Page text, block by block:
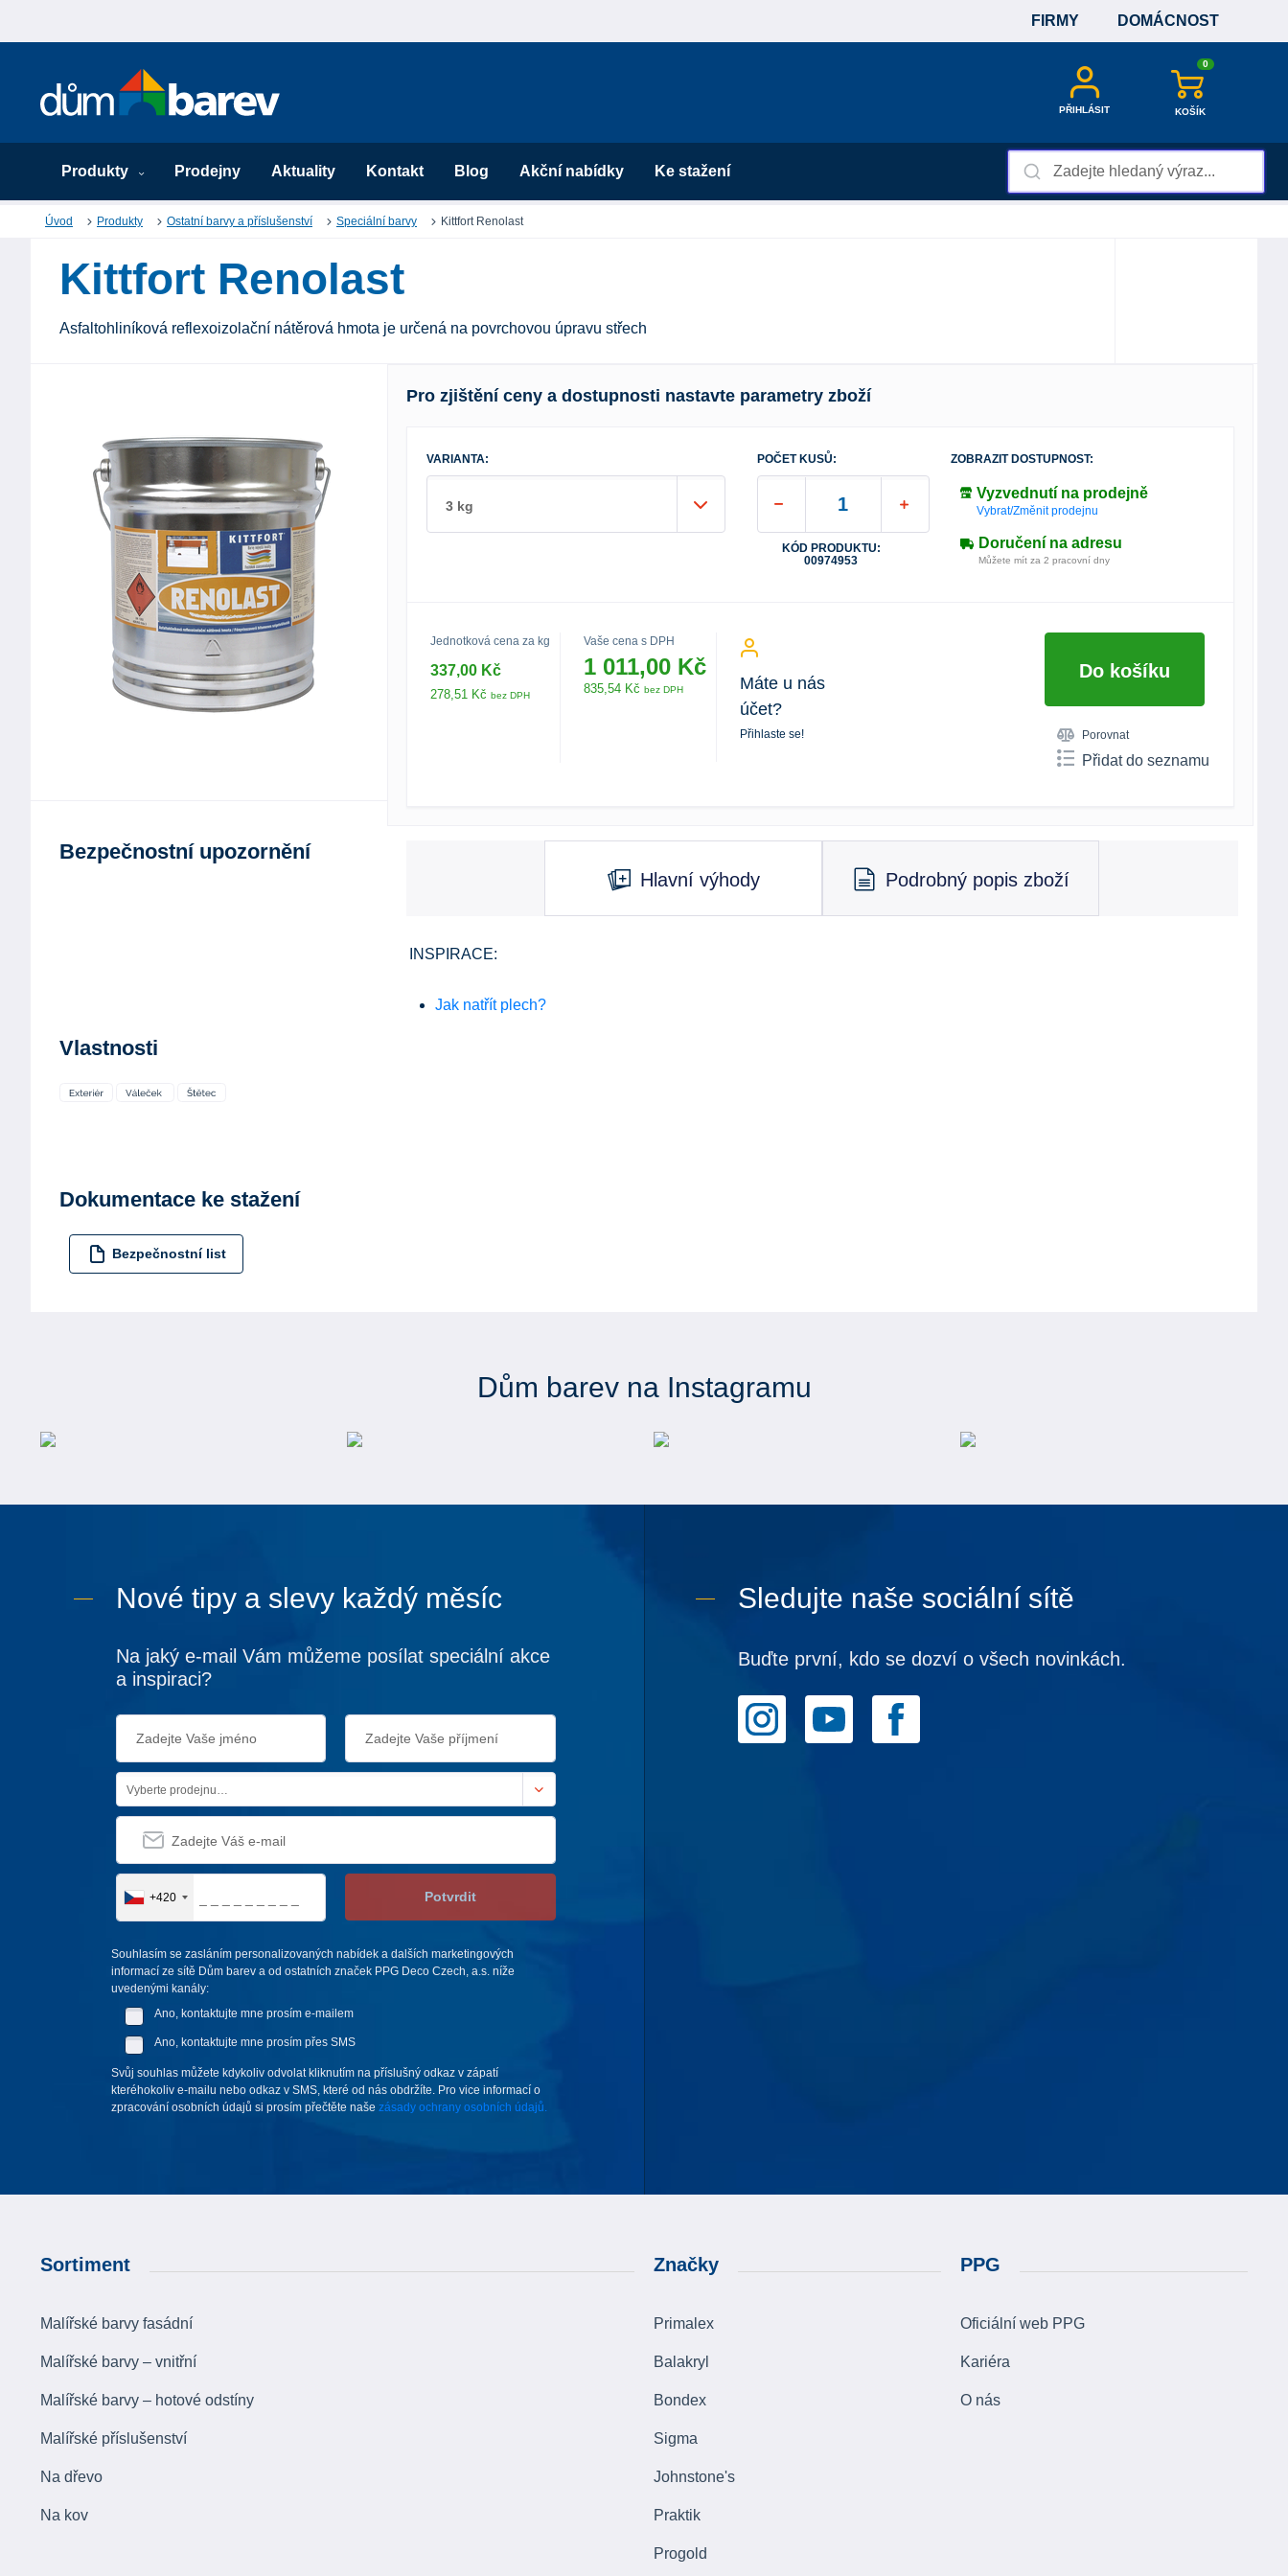
FIRMY DOMÁCNOST
PŘIHLÁSIT
0
KOŠÍK
Produkty Prodejny Aktuality Kontakt Blog Akční nabídky Ke stažení
Úvod Produkty Ostatní barvy a příslušenství Speciální barvy Kittfort Renolast
Kittfort Renolast
Asfaltohliníková reflexoizolační nátěrová hmota je určená na povrchovou úpravu střech
Bezpečnostní upozornění
Vlastnosti
Dokumentace ke stažení
Bezpečnostní list
Pro zjištění ceny a dostupnosti nastavte parametry zboží
VARIANTA:
3 kg
POČET KUSŮ:
KÓD PRODUKTU:
00974953
ZOBRAZIT DOSTUPNOST:
Vyzvednutí na prodejně
Vybrat/Změnit prodejnu
Doručení na adresu
Můžete mít za 2 pracovní dny
Jednotková cena za kg
337,00 Kč
278,51 Kč bez DPH
Vaše cena s DPH
1 011,00 Kč
835,54 Kč bez DPH
Máte u nás
účet?
Přihlaste se!
Do košíku
Porovnat
Přidat do seznamu
Hlavní výhody Podrobný popis zboží
INSPIRACE:
Jak natřít plech?
Dům barev na Instagramu
Nové tipy a slevy každý měsíc
Na jaký e-mail Vám můžeme posílat speciální akce
a inspiraci?
Vyberte prodejnu…
+420 Potvrdit
Souhlasím se zasláním personalizovaných nabídek a dalších marketingových
informací ze sítě Dům barev a od ostatních značek PPG Deco Czech, a.s. níže
uvedenými kanály:
Ano, kontaktujte mne prosím e-mailem
Ano, kontaktujte mne prosím přes SMS
Svůj souhlas můžete kdykoliv odvolat kliknutím na příslušný odkaz v zápatí
kteréhokoliv e-mailu nebo odkaz v SMS, které od nás obdržíte. Pro vice informací o
zpracování osobních údajů si prosím přečtěte naše zásady ochrany osobních údajů.
Sledujte naše sociální sítě
Buďte první, kdo se dozví o všech novinkách.
Sortiment
Malířské barvy fasádní
Malířské barvy – vnitřní
Malířské barvy – hotové odstíny
Malířské příslušenství
Na dřevo
Na kov
Značky
Primalex
Balakryl
Bondex
Sigma
Johnstone's
Praktik
Progold
PPG
Oficiální web PPG
Kariéra
O nás